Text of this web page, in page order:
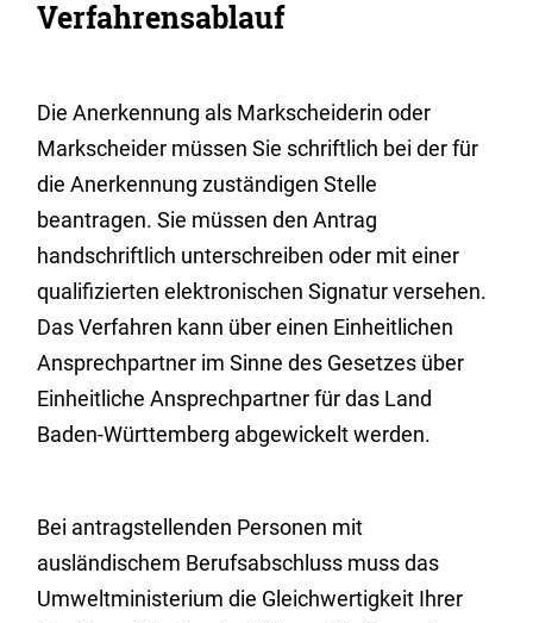
Verfahrensablauf
Die Anerkennung als Markscheiderin oder
Markscheider müssen Sie schriftlich bei der für
die Anerkennung zuständigen Stelle
beantragen. Sie müssen den Antrag
handschriftlich unterschreiben oder mit einer
qualifizierten elektronischen Signatur versehen.
Das Verfahren kann über einen Einheitlichen
Ansprechpartner im Sinne des Gesetzes über
Einheitliche Ansprechpartner für das Land
Baden-Württemberg abgewickelt werden.
Bei antragstellenden Personen mit
ausländischem Berufsabschluss muss das
Umweltministerium die Gleichwertigkeit Ihrer